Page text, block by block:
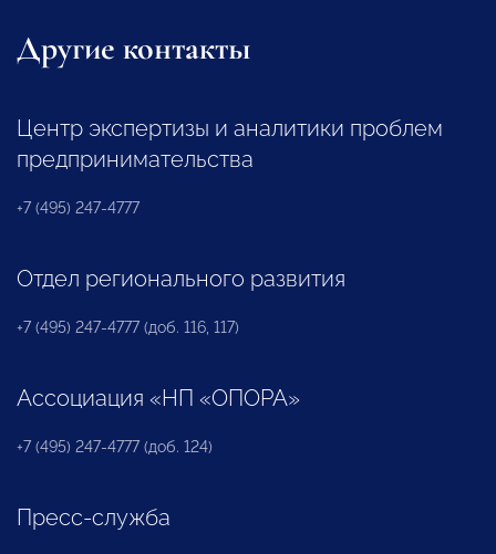
Другие контакты
Центр экспертизы и аналитики проблем
предпринимательства
+7 (495) 247-4777
Отдел регионального развития
+7 (495) 247-4777 (доб. 116, 117)
Ассоциация «НП «ОПОРА»
+7 (495) 247-4777 (доб. 124)
Пресс-служба